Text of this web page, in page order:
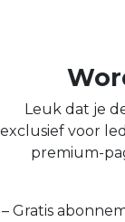
Leuk dat je
exclusief voor
premium-
– Gratis